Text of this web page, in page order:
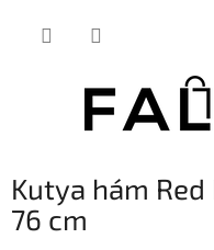
Kutya hám
76 cm